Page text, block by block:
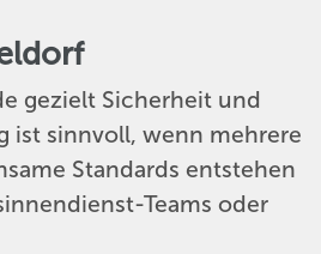
gezielt Sicherheit und
ist sinnvoll, wenn mehrere
Standards entstehen
Teams oder